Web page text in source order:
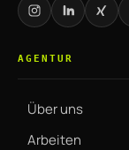
AGENTUR
Über uns
Arbeiten